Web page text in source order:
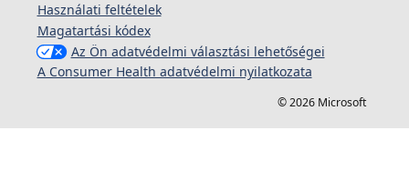
Használati feltételek
Magatartási kódex
Az Ön adatvédelmi választási lehetőségei
A Consumer Health adatvédelmi nyilatkozata
© 2026 Microsoft